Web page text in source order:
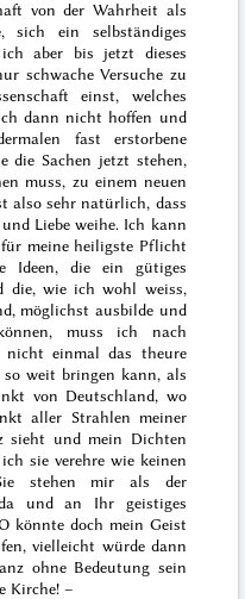
von der Wahrheit als
sich ein selbständiges
aber bis jetzt dieses
schwache Versuche zu
einst, welches
dann nicht hoffen und
fast erstorbene
die Sachen jetzt stehen,
muss, zu einem neuen
also sehr natürlich, dass
Liebe weihe. Ich kann
meine heiligste Pflicht
Ideen, die ein gütiges
die, wie ich wohl weiss,
möglichst ausbilde und
muss ich nach
nicht einmal das theure
weit bringen kann, als
von Deutschland, wo
aller Strahlen meiner
sieht und mein Dichten
sie verehre wie keinen
stehen mir als der
und an Ihr geistiges
könnte doch mein Geist
vielleicht würde dann
ohne Bedeutung sein
Kirche! –